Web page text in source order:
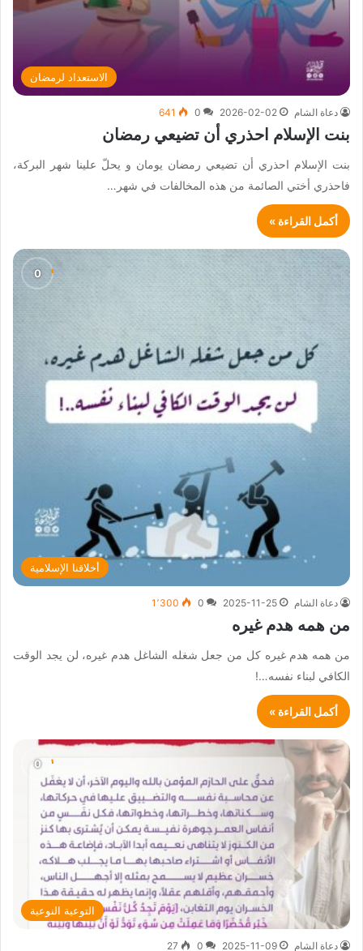
الاستعداد لرمضان
دعاة الشام 2026-02-02
0
641
بنت الإسلام احذري أن تضيعي رمضان
بنت الإسلام احذري أن تضيعي رمضان يومان و يحلّ علينا شهر البركة،
فاحذري أختي الصائمة من هذه المخالفات في شهر…
أكمل القراءة »
أخلاقنا الإسلامية
دعاة الشام 2025-11-25
0 1٬300
من همه هدم غيره
من همه هدم غيره كل من جعل شغله الشاغل هدم غيره، لن يجد الوقت
الكافي لبناء نفسه…!
أكمل القراءة »
التوعية النوعية
دعاة الشام 2025-11-09
0
27